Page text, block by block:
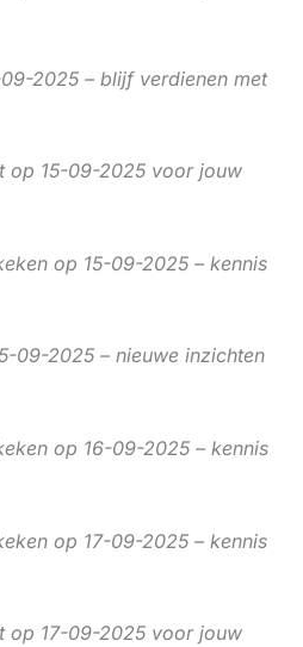
2025 – blijf verdienen met
op 15-09-2025 voor jouw
op 15-09-2025 – kennis
09-2025 – nieuwe inzichten
op 16-09-2025 – kennis
op 17-09-2025 – kennis
op 17-09-2025 voor jouw